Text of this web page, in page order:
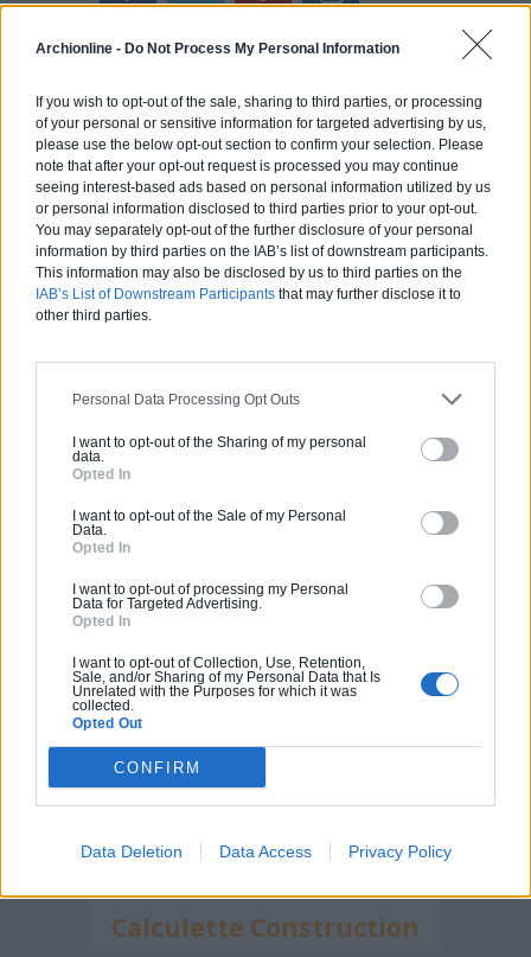
Archionline - Do Not Process My Personal Information
If you wish to opt-out of the sale, sharing to third parties, or processing
of your personal or sensitive information for targeted advertising by us,
please use the below opt-out section to confirm your selection. Please
note that after your opt-out request is processed you may continue
seeing interest-based ads based on personal information utilized by us
or personal information disclosed to third parties prior to your opt-out.
You may separately opt-out of the further disclosure of your personal
information by third parties on the IAB’s list of downstream participants.
This information may also be disclosed by us to third parties on the
IAB’s List of Downstream Participants that may further disclose it to
other third parties.
Personal Data Processing Opt Outs
I want to opt-out of the Sharing of my personal
data.
Opted In
I want to opt-out of the Sale of my Personal
Data.
Opted In
I want to opt-out of processing my Personal
Data for Targeted Advertising.
Opted In
I want to opt-out of Collection, Use, Retention,
Sale, and/or Sharing of my Personal Data that Is
Unrelated with the Purposes for which it was
collected.
Opted Out
CONFIRM
Data Deletion Data Access Privacy Policy
Calculateur Rénovation
Calculette Extension
Calculette Construction